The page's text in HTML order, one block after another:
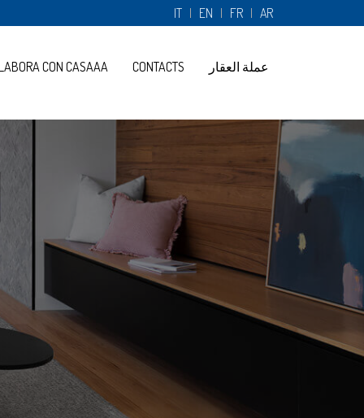
IT EN FR AR
CON CASAAA CONTACTS عملة العقار